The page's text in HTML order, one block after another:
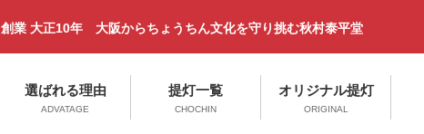
創業 大正10年 大阪からちょうちん文化を守り挑む秋村泰平堂
選ばれる理由
ADVATAGE
提灯一覧
CHOCHIN
オリジナル提灯
ORIGINAL